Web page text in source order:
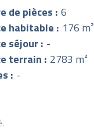
de pièces : 6
habitable : 176 m²
séjour : -
terrain : 2783 m²
: -